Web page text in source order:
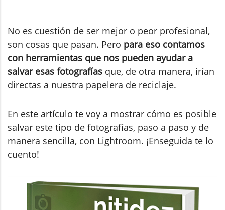
No es cuestión de ser mejor o peor profesional,
son cosas que pasan. Pero para eso contamos
con herramientas que nos pueden ayudar a
salvar esas fotografías que, de otra manera, irían
directas a nuestra papelera de reciclaje.
En este artículo te voy a mostrar cómo es posible
salvar este tipo de fotografías, paso a paso y de
manera sencilla, con Lightroom. ¡Enseguida te lo
cuento!